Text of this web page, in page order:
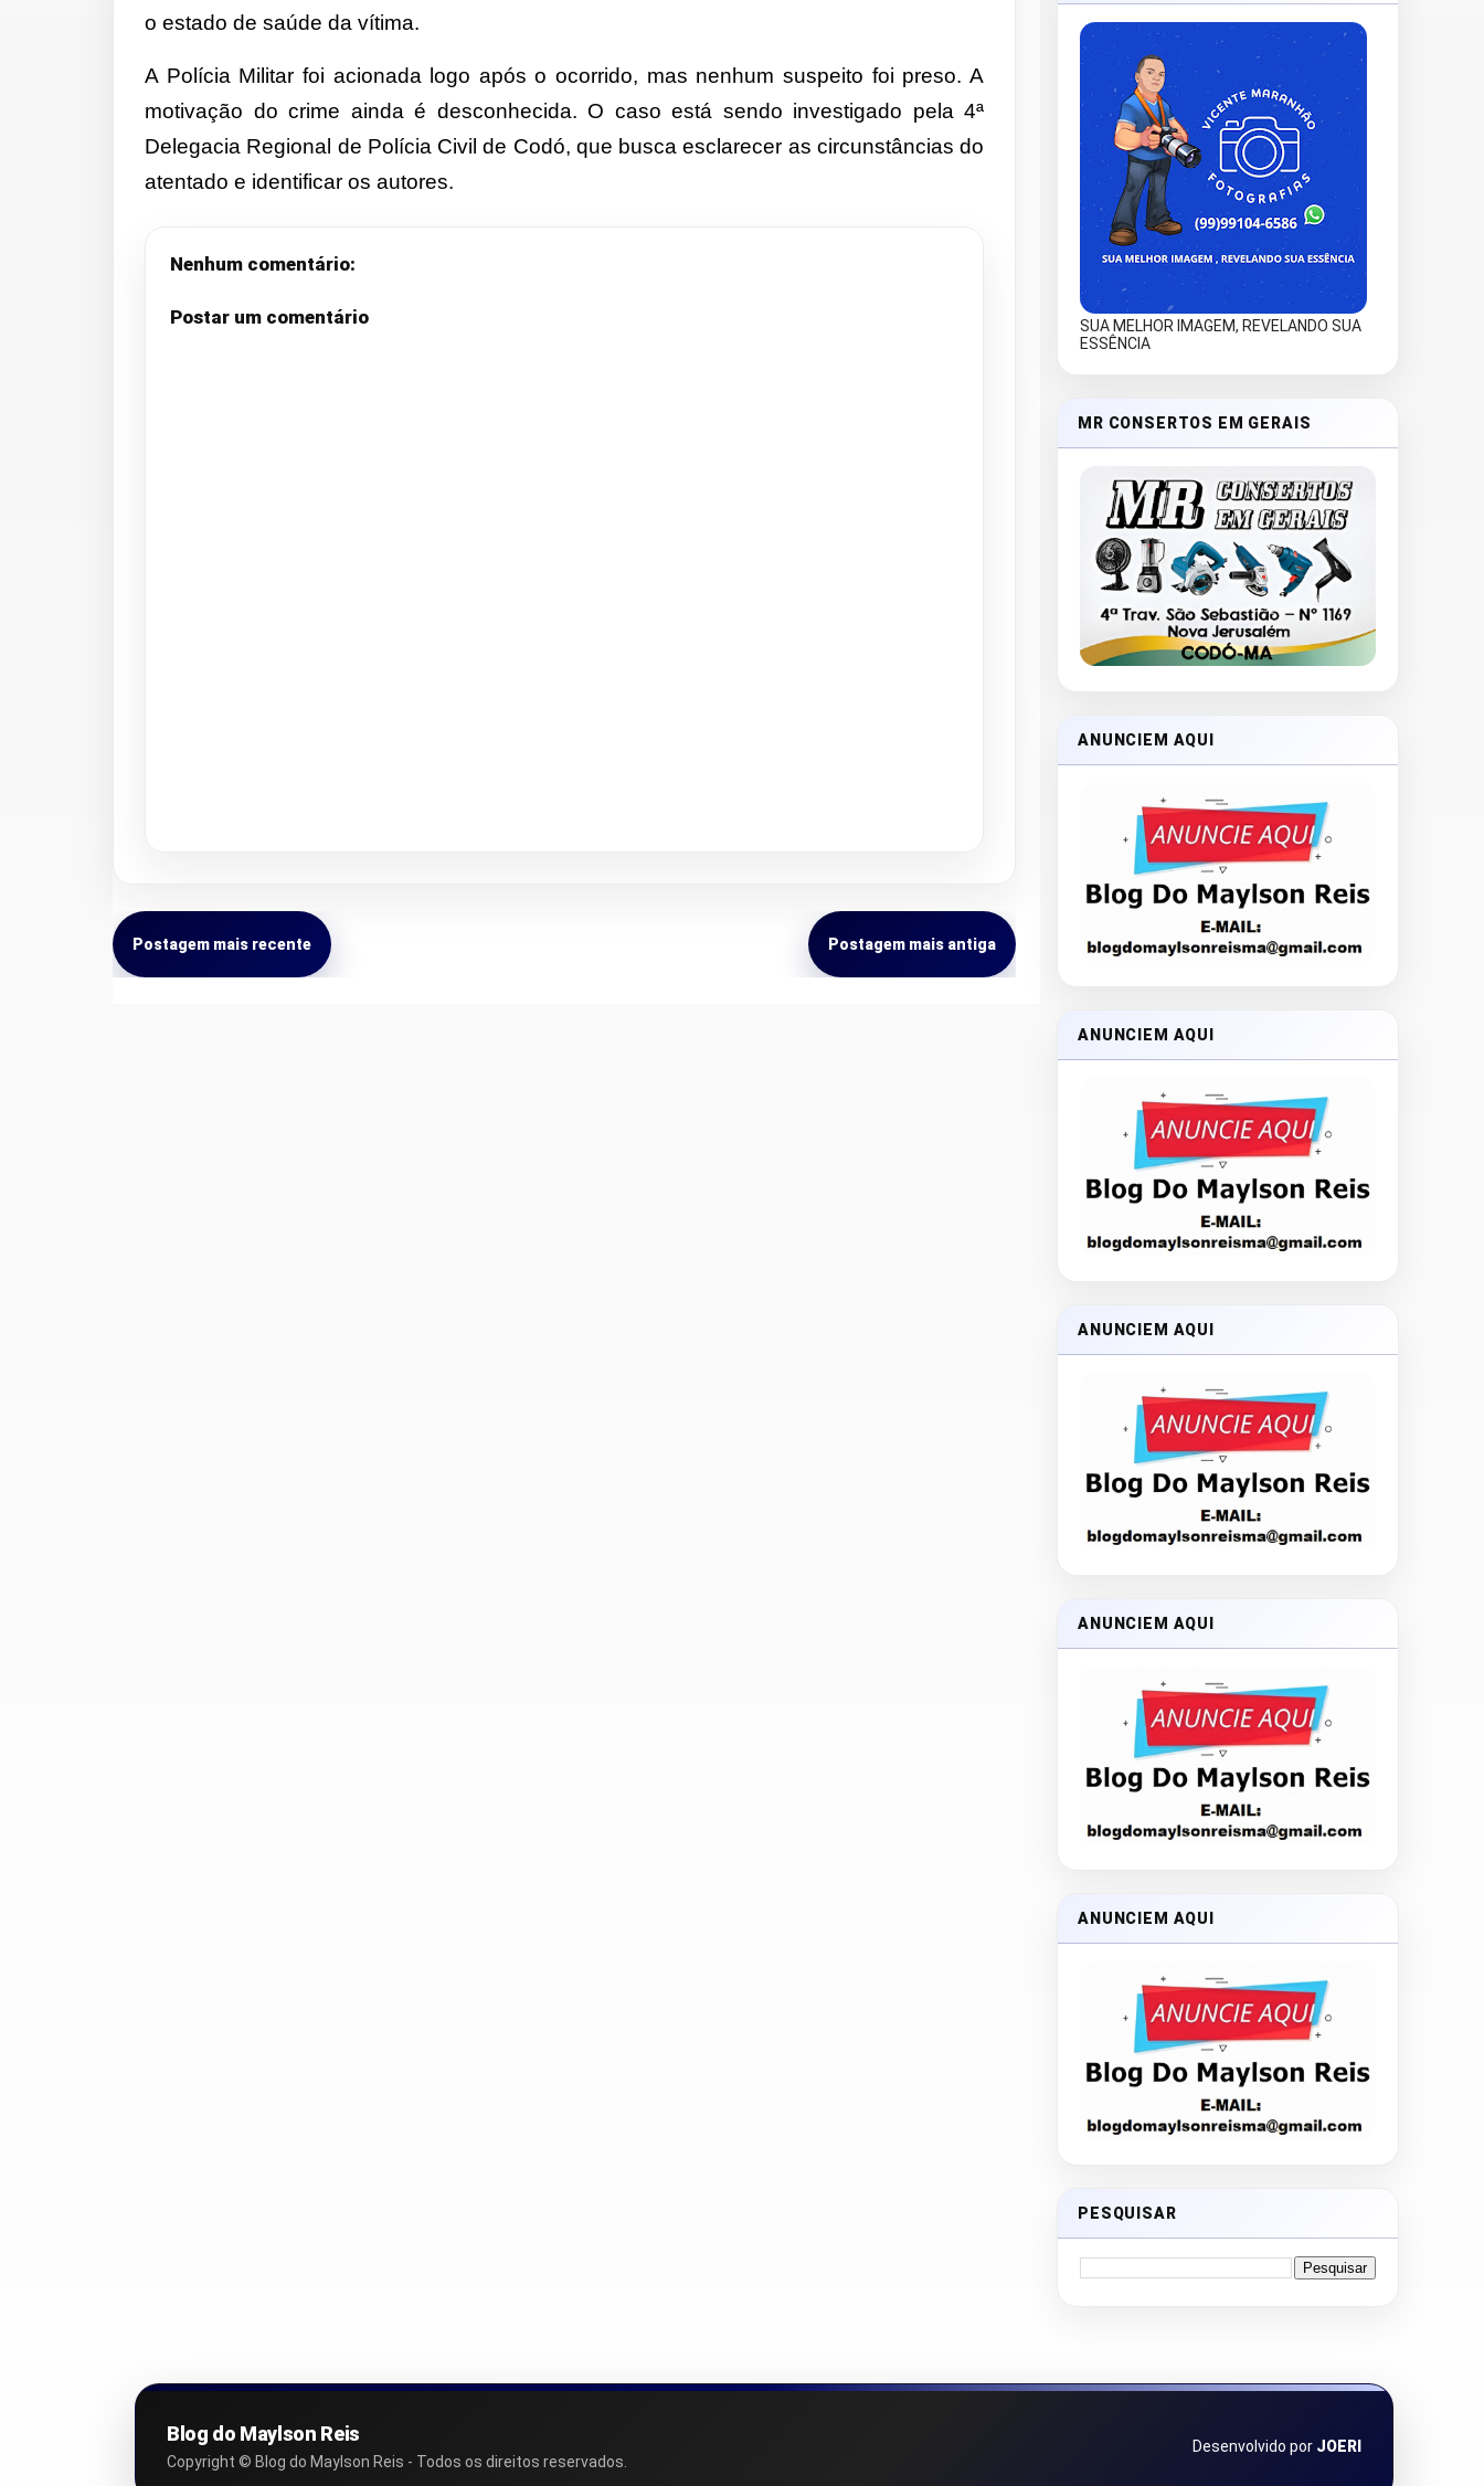
o estado de saúde da vítima.
A Polícia Militar foi acionada logo após o ocorrido, mas nenhum suspeito foi preso. A
motivação do crime ainda é desconhecida. O caso está sendo investigado pela 4ª
Delegacia Regional de Polícia Civil de Codó, que busca esclarecer as circunstâncias do
atentado e identificar os autores.
Nenhum comentário:
Postar um comentário
Postagem mais recente Postagem mais antiga
SUA MELHOR IMAGEM, REVELANDO SUA
ESSÊNCIA
MR CONSERTOS EM GERAIS
ANUNCIEM AQUI
ANUNCIEM AQUI
ANUNCIEM AQUI
ANUNCIEM AQUI
ANUNCIEM AQUI
PESQUISAR
Blog do Maylson Reis
Copyright © Blog do Maylson Reis - Todos os direitos reservados.
Desenvolvido por JOERI